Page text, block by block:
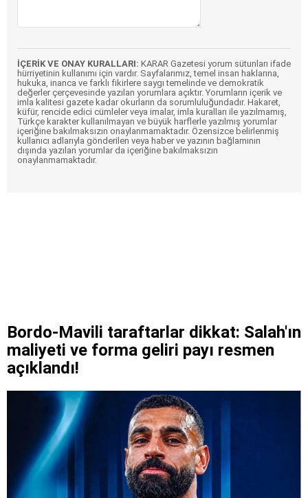
İÇERİK VE ONAY KURALLARI: KARAR Gazetesi yorum sütunları ifade
hürriyetinin kullanımı için vardır. Sayfalarımız, temel insan haklarına,
hukuka, inanca ve farklı fikirlere saygı temelinde ve demokratik
değerler çerçevesinde yazılan yorumlara açıktır. Yorumların içerik ve
imla kalitesi gazete kadar okurların da sorumluluğundadır. Hakaret,
küfür, rencide edici cümleler veya imalar, imla kuralları ile yazılmamış,
Türkçe karakter kullanılmayan ve büyük harflerle yazılmış yorumlar
içeriğine bakılmaksızın onaylanmamaktadır. Özensizce belirlenmiş
kullanıcı adlarıyla gönderilen veya haber ve yazının bağlamının
dışında yazılan yorumlar da içeriğine bakılmaksızın
onaylanmamaktadır.
Bordo-Mavili taraftarlar dikkat: Salah'ın
maliyeti ve forma geliri payı resmen
açıklandı!